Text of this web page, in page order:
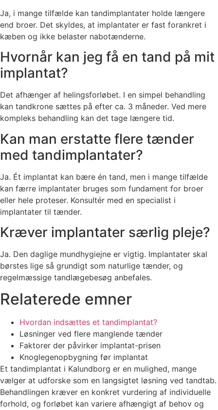
Ja, i mange tilfælde kan tandimplantater holde længere
end broer. Det skyldes, at implantater er fast forankret i
kæben og ikke belaster nabotænderne.
Hvornår kan jeg få en tand på mit
implantat?
Det afhænger af helingsforløbet. I en simpel behandling
kan tandkrone sættes på efter ca. 3 måneder. Ved mere
kompleks behandling kan det tage længere tid.
Kan man erstatte flere tænder
med tandimplantater?
Ja. Ét implantat kan bære én tand, men i mange tilfælde
kan færre implantater bruges som fundament for broer
eller hele proteser. Konsultér med en specialist i
implantater til tænder.
Kræver implantater særlig pleje?
Ja. Den daglige mundhygiejne er vigtig. Implantater skal
børstes lige så grundigt som naturlige tænder, og
regelmæssige tandlægebesøg anbefales.
Relaterede emner
Hvordan indsættes et tandimplantat?
Løsninger ved flere manglende tænder
Faktorer der påvirker implantat-prisen
Knoglegenopbygning før implantat
Et tandimplantat i Kalundborg er en mulighed, mange
vælger at udforske som en langsigtet løsning ved tandtab.
Behandlingen kræver en konkret vurdering af individuelle
forhold, og forløbet kan variere afhængigt af behov og